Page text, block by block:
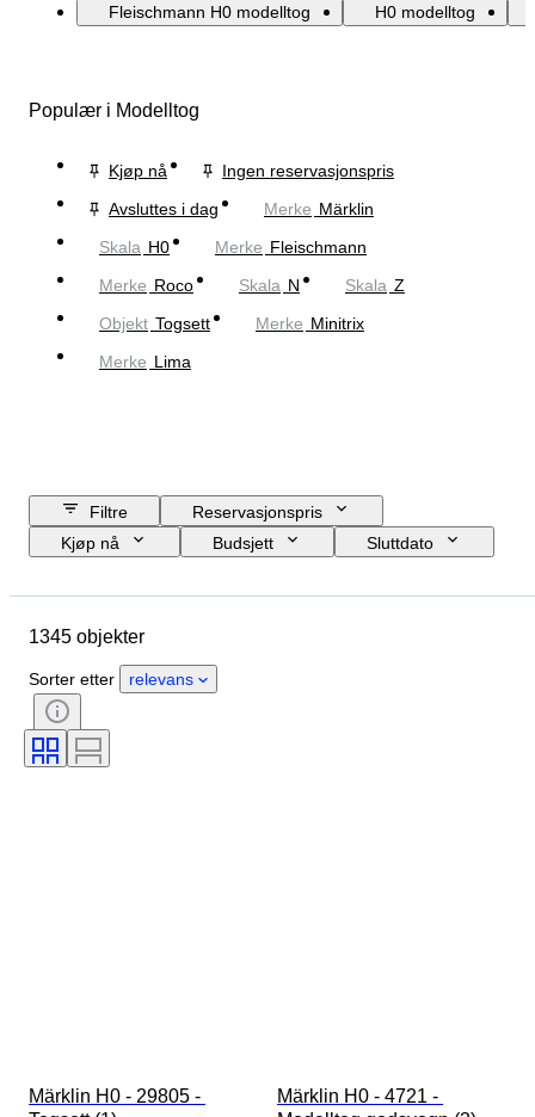
Fleischmann H0 modelltog H0 modelltog
Populær i Modelltog
Kjøp nå
Ingen reservasjonspris
Avsluttes i dag
Merke Märklin
Skala H0 Merke Fleischmann
Merke Roco Skala N Skala Z
Objekt Togsett Merke Minitrix
Merke Lima
Filtre
Reservasjonspris
Kjøp nå
Budsjett
Sluttdato
Tilstand
Farge
Kontroll
Strømforsyning
Jernbaneselskap
1345 objekter
Sorter etter relevans
Märklin H0 - 29805 -
Märklin H0 - 4721 -